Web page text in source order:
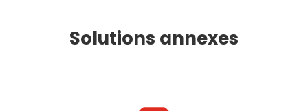
Solutions annexes